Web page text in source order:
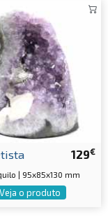
129€
| 95x85x130 mm
Veja o produto